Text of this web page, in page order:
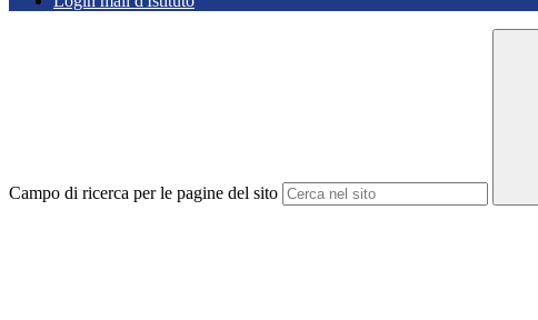
Campo di ricerca per le pagine del sito